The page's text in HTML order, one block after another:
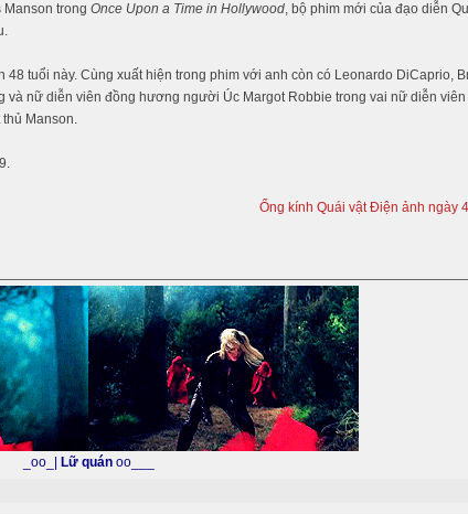
trong Once Upon a Time in Hollywood, bộ phim mới của đạo diễn
tuổi này. Cùng xuất hiện trong phim với anh còn có Leonardo DiCaprio,
và nữ diễn viên đồng hương người Úc Margot Robbie trong vai nữ diễn
Manson.
Ống kính Quái vật Điện ảnh ngày
_oo_| Lữ quán oo___